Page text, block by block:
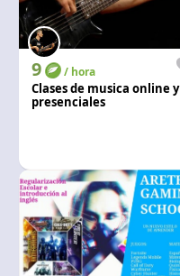
9 / hora
Clases de musica online y
presenciales